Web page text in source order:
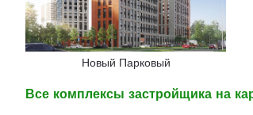
Новый Парковый
Все комплексы застройщика на